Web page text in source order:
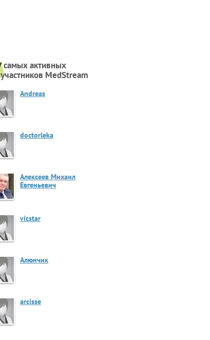
самых активныx
участников MedStream
Andreas
doctorleka
Алексеев Михаил
Евгеньевич
vicstar
Алюнчик
arcisse